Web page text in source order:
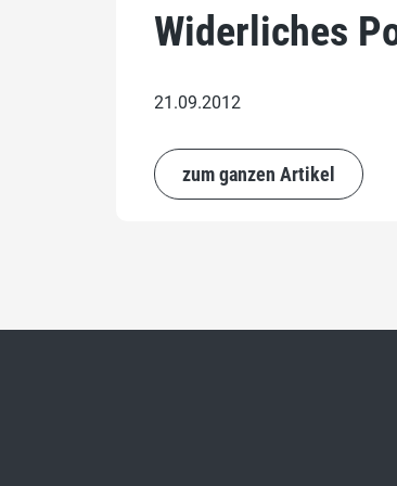
Widerliches
21.09.2012
zum ganzen Artikel